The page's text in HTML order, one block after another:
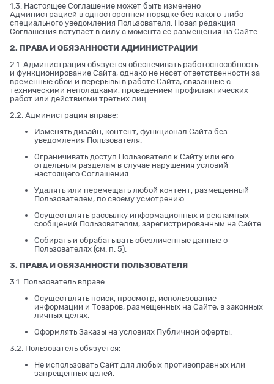
1.3. Настоящее Соглашение может быть изменено
Администрацией в одностороннем порядке без какого-либо
специального уведомления Пользователя. Новая редакция
Соглашения вступает в силу с момента ее размещения на Сайте.
2. ПРАВА И ОБЯЗАННОСТИ АДМИНИСТРАЦИИ
2.1. Администрация обязуется обеспечивать работоспособность
и функционирование Сайта, однако не несет ответственности за
временные сбои и перерывы в работе Сайта, связанные с
техническими неполадками, проведением профилактических
работ или действиями третьих лиц.
2.2. Администрация вправе:
Изменять дизайн, контент, функционал Сайта без
уведомления Пользователя.
Ограничивать доступ Пользователя к Сайту или его
отдельным разделам в случае нарушения условий
настоящего Соглашения.
Удалять или перемещать любой контент, размещенный
Пользователем, по своему усмотрению.
Осуществлять рассылку информационных и рекламных
сообщений Пользователям, зарегистрированным на Сайте.
Собирать и обрабатывать обезличенные данные о
Пользователях (см. п. 5).
3. ПРАВА И ОБЯЗАННОСТИ ПОЛЬЗОВАТЕЛЯ
3.1. Пользователь вправе:
Осуществлять поиск, просмотр, использование
информации и Товаров, размещенных на Сайте, в законных
личных целях.
Оформлять Заказы на условиях Публичной оферты.
3.2. Пользователь обязуется:
Не использовать Сайт для любых противоправных или
запрещенных целей.